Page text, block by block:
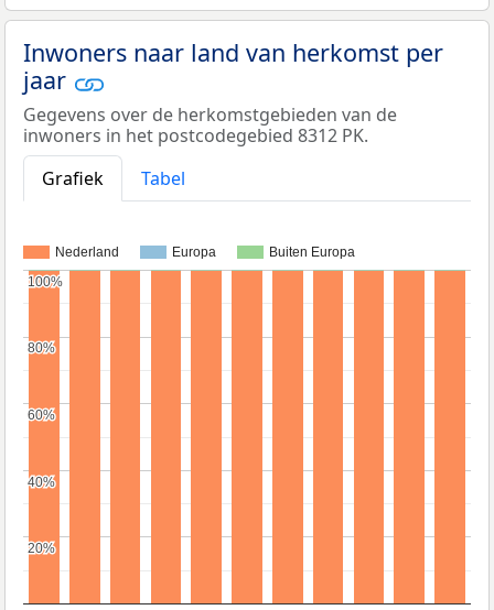
Inwoners naar land van herkomst per
jaar
Gegevens over de herkomstgebieden van de
inwoners in het postcodegebied 8312 PK.
Grafiek
Tabel
Nederland Europa Buiten Europa
20%
20%
40%
40%
60%
60%
80%
80%
100%
100%